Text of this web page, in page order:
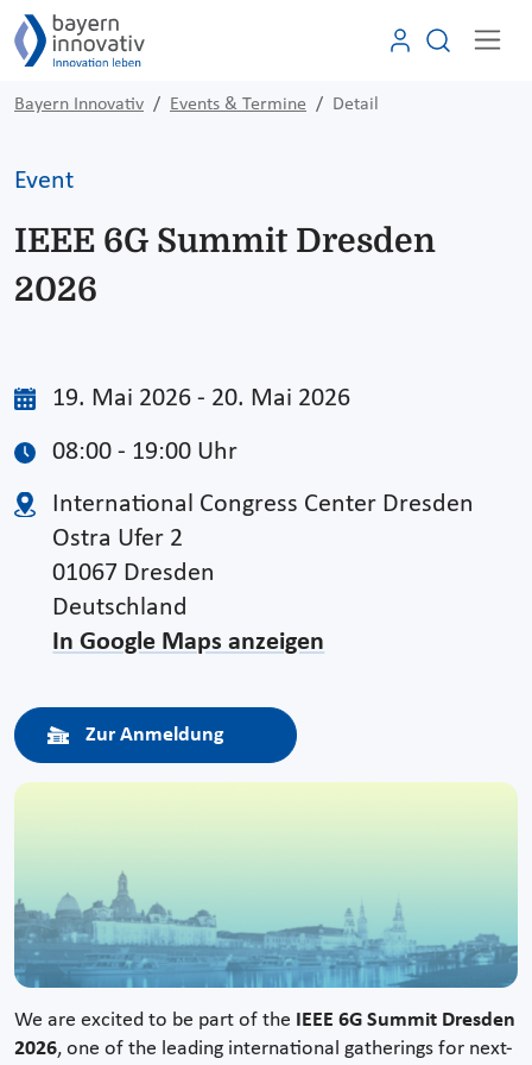
Bayern Innovativ Events & Termine Detail
Event
IEEE 6G Summit Dresden
2026
19. Mai 2026 - 20. Mai 2026
08:00 - 19:00 Uhr
International Congress Center Dresden
Ostra Ufer 2
01067 Dresden
Deutschland
In Google Maps anzeigen
Zur Anmeldung
We are excited to be part of the IEEE 6G Summit Dresden
2026, one of the leading international gatherings for next-